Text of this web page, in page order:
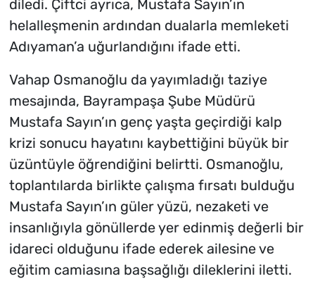
diledi. Çiftci ayrıca, Mustafa Sayın’ın
helalleşmenin ardından dualarla memleketi
Adıyaman’a uğurlandığını ifade etti.
Vahap Osmanoğlu da yayımladığı taziye
mesajında, Bayrampaşa Şube Müdürü
Mustafa Sayın’ın genç yaşta geçirdiği kalp
krizi sonucu hayatını kaybettiğini büyük bir
üzüntüyle öğrendiğini belirtti. Osmanoğlu,
toplantılarda birlikte çalışma fırsatı bulduğu
Mustafa Sayın’ın güler yüzü, nezaketi ve
insanlığıyla gönüllerde yer edinmiş değerli bir
idareci olduğunu ifade ederek ailesine ve
eğitim camiasına başsağlığı dileklerini iletti.